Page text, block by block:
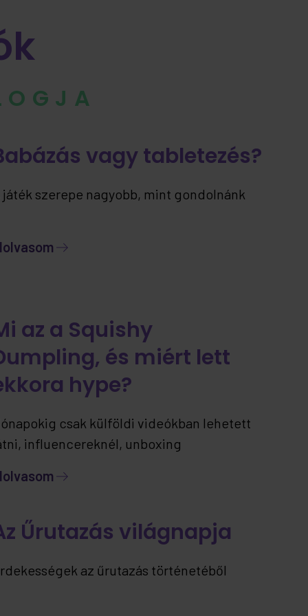
vagy tabletezés?
játék szerepe nagyobb, mint gondolnánk
az a Squishy
és miért lett
hype?
csak külföldi videókban lehetett
influencereknél, unboxing
– ráadásul jelenleg kizárólag nálunk.
Űrutazás világnapja
az űrutazás történetéből